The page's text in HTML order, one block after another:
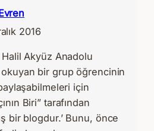
2016
Halil Akyüz Anadolu
bir grup öğrencinin
paylaşabilmeleri için
Biri” tarafından
bir blogdur.’ Bunu, önce